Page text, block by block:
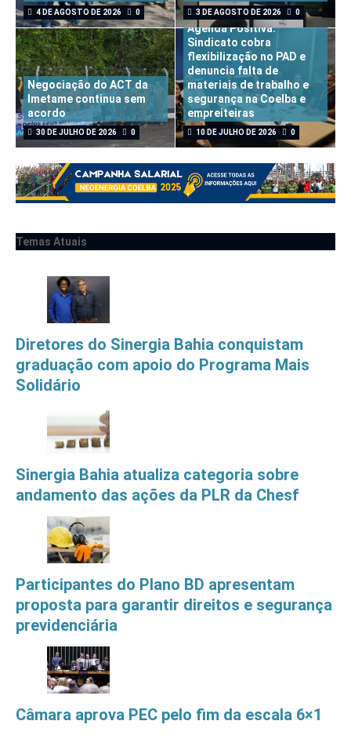
4 DE AGOSTO DE 2026 0 3 DE AGOSTO DE 2026 0
Negociação do ACT da
Imetame continua sem
acordo
30 DE JULHO DE 2026 0
Agenda Positiva:
Sindicato cobra
flexibilização no PAD e
denuncia falta de
materiais de trabalho e
segurança na Coelba e
empreiteiras
10 DE JULHO DE 2026 0
Temas Atuais
Diretores do Sinergia Bahia conquistam
graduação com apoio do Programa Mais
Solidário
Sinergia Bahia atualiza categoria sobre
andamento das ações da PLR da Chesf
Participantes do Plano BD apresentam
proposta para garantir direitos e segurança
previdenciária
Câmara aprova PEC pelo fim da escala 6×1